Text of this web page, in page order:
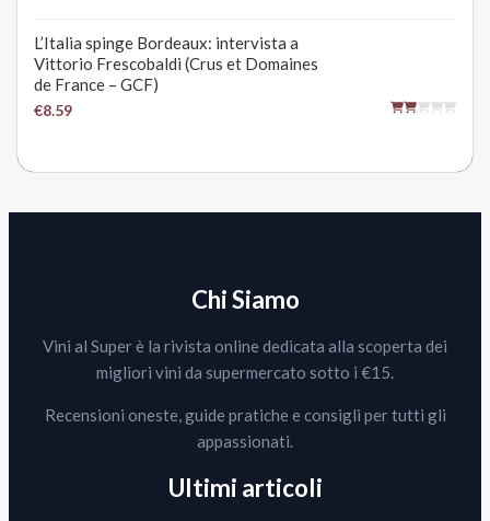
L’Italia spinge Bordeaux: intervista a
Vittorio Frescobaldi (Crus et Domaines
de France – GCF)
€8.59
Chi Siamo
Vini al Super è la rivista online dedicata alla scoperta dei
migliori vini da supermercato sotto i €15.
Recensioni oneste, guide pratiche e consigli per tutti gli
appassionati.
Ultimi articoli